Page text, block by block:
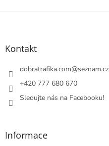
Z
Kontakt
dobratrafika.com@seznam.cz
+420 777 680 670
Sledujte nás na Facebooku!
Informace